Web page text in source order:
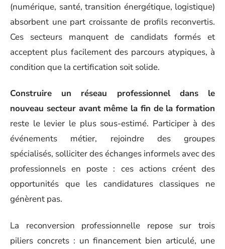
(numérique, santé, transition énergétique, logistique)
absorbent une part croissante de profils reconvertis.
Ces secteurs manquent de candidats formés et
acceptent plus facilement des parcours atypiques, à
condition que la certification soit solide.
Construire un réseau professionnel dans le
nouveau secteur avant même la fin de la formation
reste le levier le plus sous-estimé. Participer à des
événements métier, rejoindre des groupes
spécialisés, solliciter des échanges informels avec des
professionnels en poste : ces actions créent des
opportunités que les candidatures classiques ne
génèrent pas.
La reconversion professionnelle repose sur trois
piliers concrets : un financement bien articulé, une